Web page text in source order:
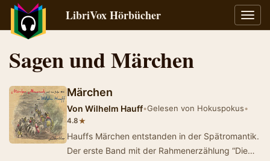
LibriVox Hörbücher
Sagen und Märchen
Märchen
Von Wilhelm Hauff•Gelesen von Hokuspokus•
4.8★
Hauffs Märchen entstanden in der Spätromantik.
Der erste Band mit der Rahmenerzählung “Die